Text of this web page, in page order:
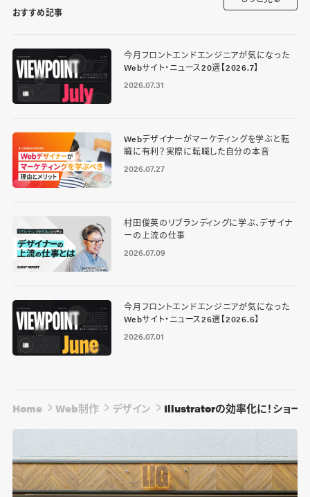
おすすめ記事
今月フロントエンドエンジニアが気になった
Webサイト・ニュース20選【2026.7】
2026.07.31
Webデザイナーがマーケティングを学ぶと転
職に有利？実際に転職した自分の本音
2026.07.27
村田俊英のリブランディングに学ぶ、デザイナ
ーの上流の仕事
2026.07.09
今月フロントエンドエンジニアが気になった
Webサイト・ニュース26選【2026.6】
2026.07.01
Home Web制作 デザイン Illustratorの効率化に！ショー